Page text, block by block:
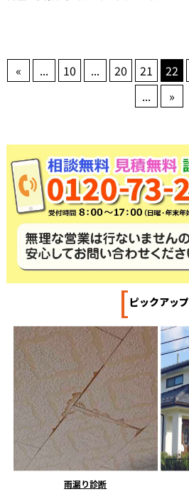
« ... 10 ... 20 21 22
...
»
[ピックアップ
雨漏り診断